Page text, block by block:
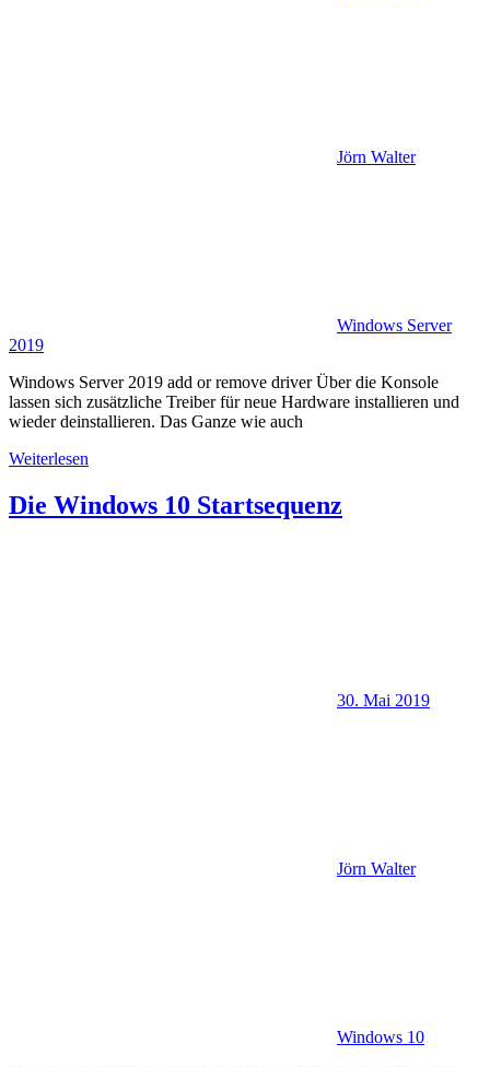
Jörn Walter
Windows Server
2019
Windows Server 2019 add or remove driver Über die Konsole
lassen sich zusätzliche Treiber für neue Hardware installieren und
wieder deinstallieren. Das Ganze wie auch
Weiterlesen
Die Windows 10 Startsequenz
30. Mai 2019
Jörn Walter
Windows 10